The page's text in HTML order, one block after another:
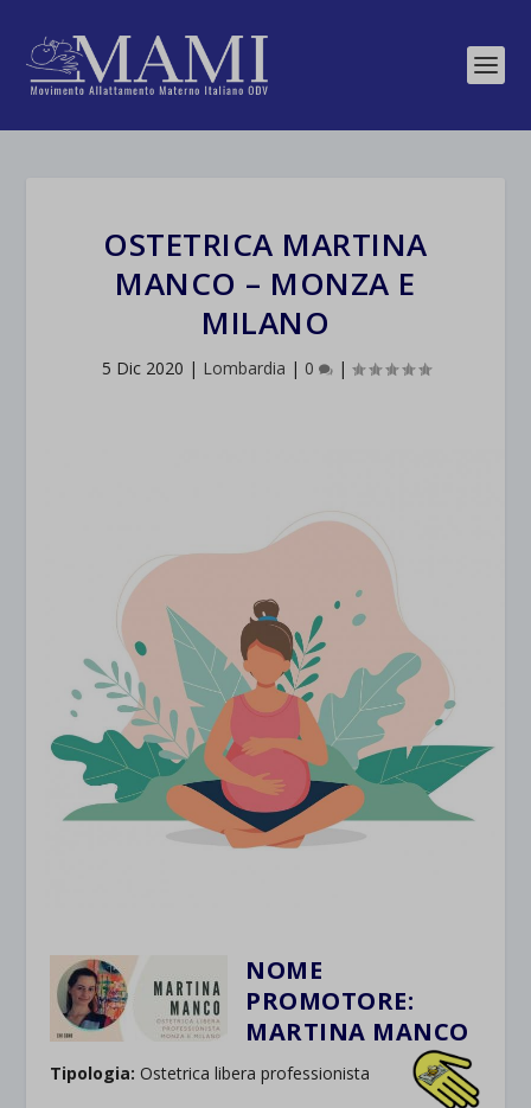
OSTETRICA MARTINA
MANCO – MONZA E
MILANO
5 Dic 2020 | Lombardia | 0 |
NOME
PROMOTORE:
MARTINA MANCO
Tipologia: Ostetrica libera professionista